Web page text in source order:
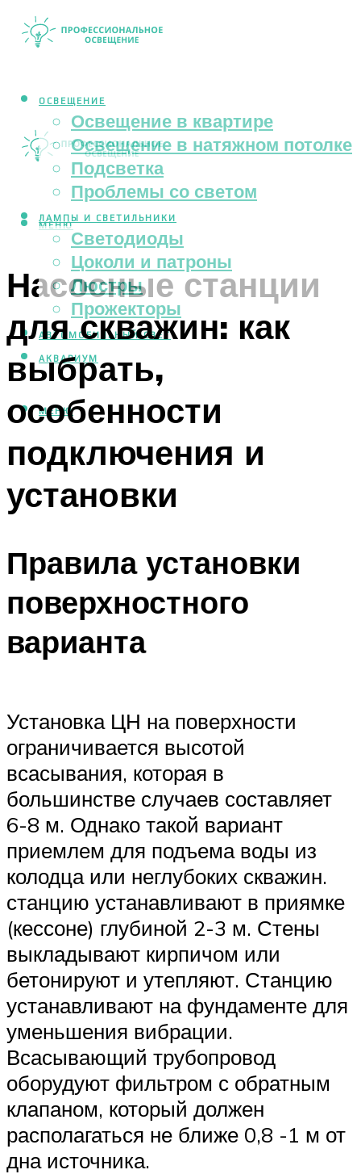
ОСВЕЩЕНИЕ
Освещение в квартире
Освещение в натяжном потолке
Подсветка
Проблемы со светом
ЛАМПЫ И СВЕТИЛЬНИКИ
Светодиоды
Цоколи и патроны
Люстры
Прожекторы
АВТОМОБИЛЬНЫЙ СВЕТ
АКВАРИУМ
МЕНЮ
МЕНЮ
Насосные станции
для скважин: как
выбрать,
особенности
подключения и
установки
Правила установки
поверхностного
варианта
Установка ЦН на поверхности
ограничивается высотой
всасывания, которая в
большинстве случаев составляет
6-8 м. Однако такой вариант
приемлем для подъема воды из
колодца или неглубоких скважин.
станцию устанавливают в приямке
(кессоне) глубиной 2-3 м. Стены
выкладывают кирпичом или
бетонируют и утепляют. Станцию
устанавливают на фундаменте для
уменьшения вибрации.
Всасывающий трубопровод
оборудуют фильтром с обратным
клапаном, который должен
располагаться не ближе 0,8 -1 м от
дна источника.